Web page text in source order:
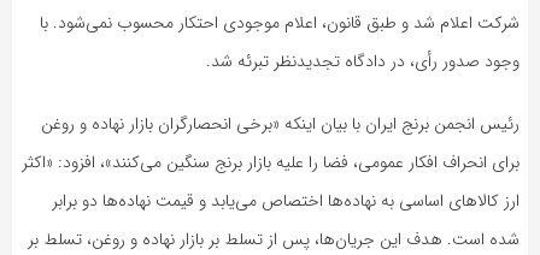
شرکت اعلام شد و طبق قانون، اعلام موجودی احتکار محسوب نمی‌شود. با
وجود صدور رأی، در دادگاه تجدیدنظر تبرئه شد.
رئیس انجمن برنج ایران با بیان اینکه «برخی انحصارگران بازار نهاده و روغن
برای انحراف افکار عمومی، فضا را علیه بازار برنج سنگین می‌کنند»، افزود: «اکثر
ارز کالاهای اساسی به نهاده‌ها اختصاص می‌یابد و قیمت نهاده‌ها دو برابر
شده است. هدف این جریان‌ها، پس از تسلط بر بازار نهاده و روغن، تسلط بر